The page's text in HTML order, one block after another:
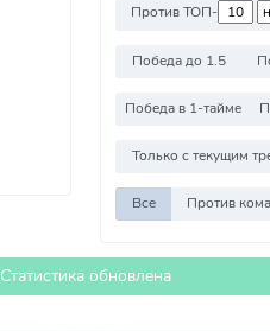
Против ТОП-
Победа до 1.5
Победа в 1-тайме
Только с текущим
Все
Статистика обновлена